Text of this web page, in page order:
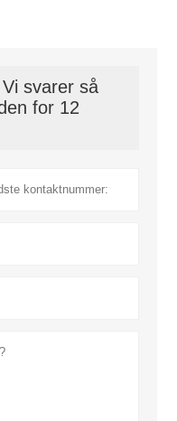
svarer så
for 12